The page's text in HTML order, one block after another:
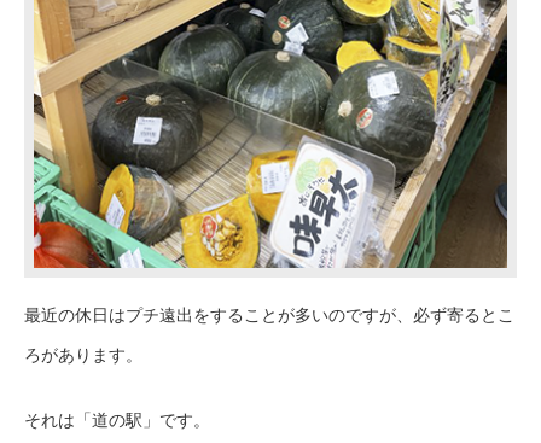
最近の休日はプチ遠出をすることが多いのですが、必ず寄るとこ
ろがあります。
それは「道の駅」です。